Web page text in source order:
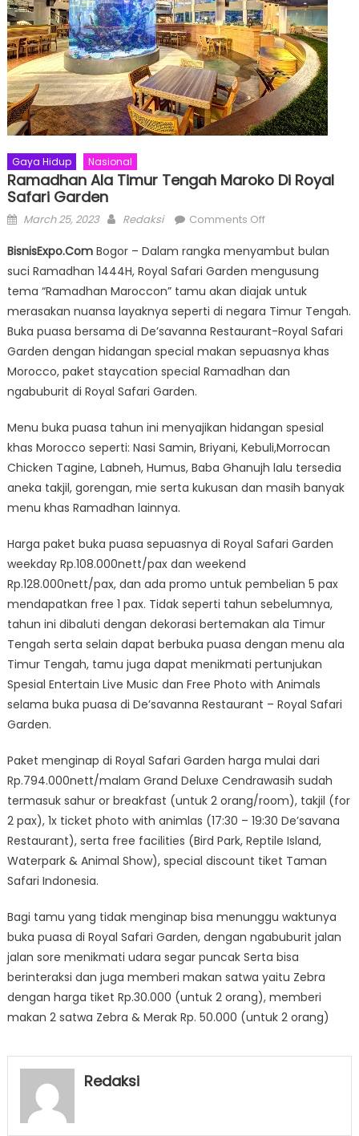
Gaya Hidup Nasional
Ramadhan Ala Timur Tengah Maroko Di Royal
Safari Garden
Posted
March 25, 2023 Author
Redaksi Comments Offon
Ala
Timur
Tengah
Maroko
di
Royal
Safari
BisnisExpo.ComBogor – Dalam rangka menyambut bulan
suci Ramadhan 1444H, Royal Safari Garden mengusung
tema “Ramadhan Maroccon” tamu akan diajak untuk
merasakan nuansa layaknya seperti di negara Timur Tengah.
Buka puasa bersama di De’savanna Restaurant-Royal Safari
Garden dengan hidangan special makan sepuasnya khas
Morocco, paket staycation special Ramadhan dan
ngabuburit di Royal Safari Garden.
Menu buka puasa tahun ini menyajikan hidangan spesial
khas Morocco seperti: Nasi Samin, Briyani, Kebuli,Morrocan
Chicken Tagine, Labneh, Humus, Baba Ghanujh lalu tersedia
aneka takjil, gorengan, mie serta kukusan dan masih banyak
menu khas Ramadhan lainnya.
Harga paket buka puasa sepuasnya di Royal Safari Garden
weekday Rp.108.000nett/pax dan weekend
Rp.128.000nett/pax, dan ada promo untuk pembelian 5 pax
mendapatkan free 1 pax. Tidak seperti tahun sebelumnya,
tahun ini dibaluti dengan dekorasi bertemakan ala Timur
Tengah serta selain dapat berbuka puasa dengan menu ala
Timur Tengah, tamu juga dapat menikmati pertunjukan
Spesial Entertain Live Music dan Free Photo with Animals
selama buka puasa di De’savanna Restaurant – Royal Safari
Garden.
Paket menginap di Royal Safari Garden harga mulai dari
Rp.794.000nett/malam Grand Deluxe Cendrawasih sudah
termasuk sahur or breakfast (untuk 2 orang/room), takjil (for
2 pax), 1x ticket photo with animlas (17:30 – 19:30 De’savana
Restaurant), serta free facilities (Bird Park, Reptile Island,
Waterpark & Animal Show), special discount tiket Taman
Safari Indonesia.
Bagi tamu yang tidak menginap bisa menunggu waktunya
buka puasa di Royal Safari Garden, dengan ngabuburit jalan
jalan sore menikmati udara segar puncak Serta bisa
berinteraksi dan juga memberi makan satwa yaitu Zebra
dengan harga tiket Rp.30.000 (untuk 2 orang), memberi
makan 2 satwa Zebra & Merak Rp. 50.000 (untuk 2 orang)
Redaksi